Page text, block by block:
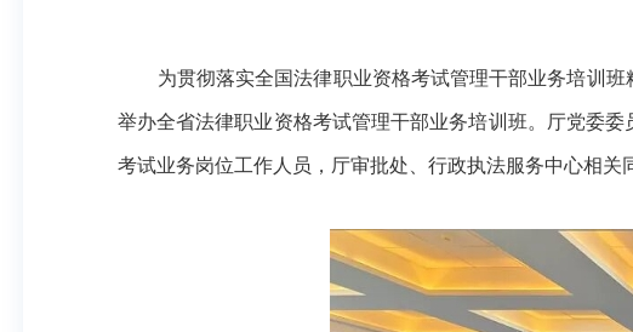
为贯彻落实全国法律职业资格考试管理干部业务培训
举办全省法律职业资格考试管理干部业务培训班。厅党委
考试业务岗位工作人员，厅审批处、行政执法服务中心相关